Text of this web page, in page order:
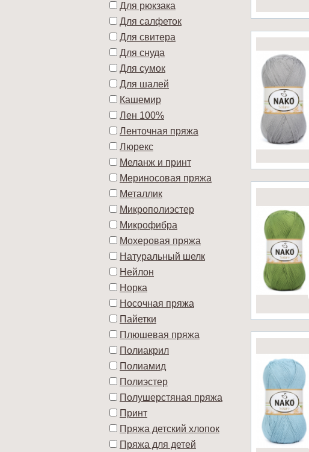
Для рюкзака
Для салфеток
Для свитера
Для снуда
Для сумок
Для шалей
Кашемир
Лен 100%
Ленточная пряжа
Люрекс
Меланж и принт
Мериносовая пряжа
Металлик
Микрополиэстер
Микрофибра
Мохеровая пряжа
Натуральный шелк
Нейлон
Норка
Носочная пряжа
Пайетки
Плюшевая пряжа
Полиакрил
Полиамид
Полиэстер
Полушерстяная пряжа
Принт
Пряжа детский хлопок
Пряжа для детей